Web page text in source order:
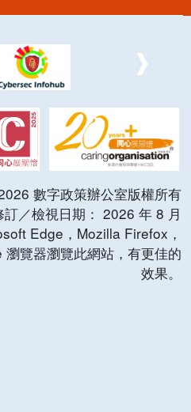
數字政策辦公室版權所有
訂／檢視日期： 2026 年 8 月
Edge，Mozilla Firefox，
覽器瀏覽此網站，有更佳的
效果。